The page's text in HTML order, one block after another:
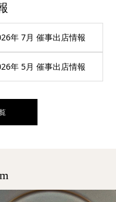
年 7月 催事出店情報
年 5月 催事出店情報